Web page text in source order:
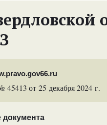
от 25 декабря 2024 г.
документа